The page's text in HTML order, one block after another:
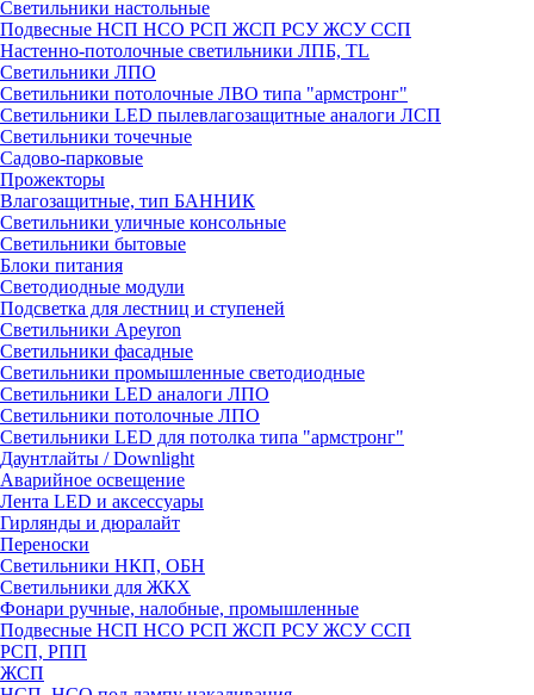
Светильники настольные
Подвесные НСП НСО РСП ЖСП РСУ ЖСУ ССП
Настенно-потолочные светильники ЛПБ, TL
Светильники ЛПО
Светильники потолочные ЛВО типа "армстронг"
Светильники LED пылевлагозащитные аналоги ЛСП
Светильники точечные
Садово-парковые
Прожекторы
Влагозащитные, тип БАННИК
Светильники уличные консольные
Светильники бытовые
Блоки питания
Светодиодные модули
Подсветка для лестниц и ступеней
Светильники Apeyron
Светильники фасадные
Светильники промышленные светодиодные
Светильники LED аналоги ЛПО
Светильники потолочные ЛПО
Светильники LED для потолка типа "армстронг"
Даунтлайты / Downlight
Аварийное освещение
Лента LED и аксессуары
Гирлянды и дюралайт
Переноски
Светильники НКП, ОБН
Светильники для ЖКХ
Фонари ручные, налобные, промышленные
Подвесные НСП НСО РСП ЖСП РСУ ЖСУ ССП
РСП, РПП
ЖСП